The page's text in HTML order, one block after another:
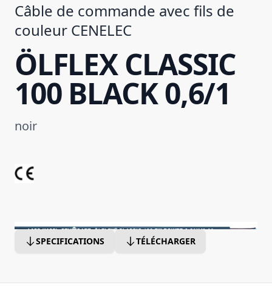
Câble de commande avec fils de
couleur CENELEC
ÖLFLEX CLASSIC
100 BLACK 0,6/1
noir
SPECIFICATIONS TÉLÉCHARGER